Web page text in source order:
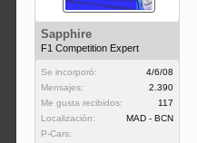
Sapphire
F1 Competition Expert
Se incorporó:
4/6/08
Mensajes:
2.390
Me gusta recibidos:
117
Localización:
MAD - BCN
P-Cars: